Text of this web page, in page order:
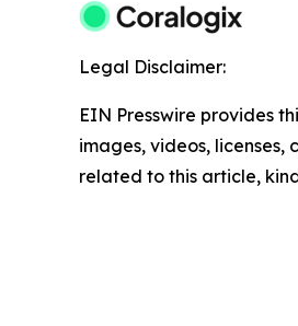
Legal Disclaimer:
EIN Presswire provides
images, videos,
related to this article,